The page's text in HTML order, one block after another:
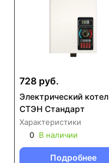
728 руб.
Электрический котел
СТЭН Стандарт
Характеристики
0 В наличии
Подробнее